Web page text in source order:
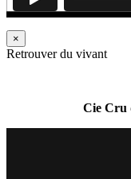
×
Retrouver du vivant
Cie Cru